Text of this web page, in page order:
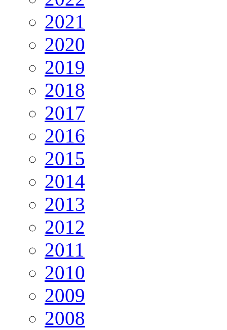
2021
2020
2019
2018
2017
2016
2015
2014
2013
2012
2011
2010
2009
2008